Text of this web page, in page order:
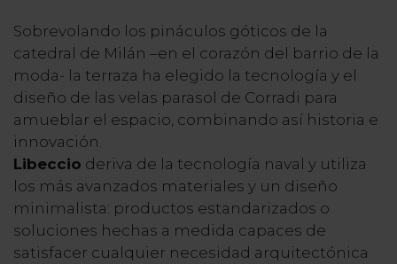
Sobrevolando los pináculos góticos de la
catedral de Milán –en el corazón del barrio de la
moda- la terraza ha elegido la tecnología y el
diseño de las velas parasol de Corradi para
amueblar el espacio, combinando así historia e
innovación.
Libeccio deriva de la tecnología naval y utiliza
los más avanzados materiales y un diseño
minimalista: productos estandarizados o
soluciones hechas a medida capaces de
satisfacer cualquier necesidad arquitectónica